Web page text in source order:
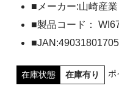
ご利用案内
お問い合わせ
■メーカー:山崎産業
■製品コード：
在庫状態 在庫有り ポ